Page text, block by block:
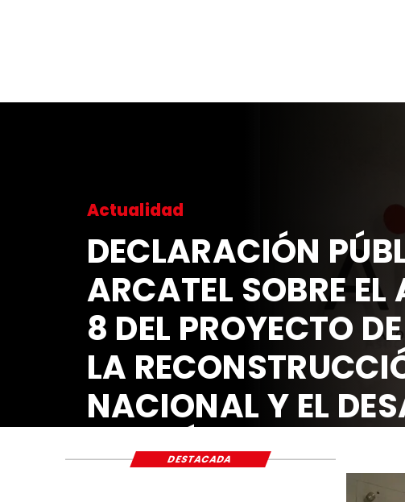
Actualidad
DECLARACIÓN
ARCATEL SOBRE EL
8 DEL PROYECTO
LA
NACIONAL Y EL
ECONÓMICO Y
DESTACADA